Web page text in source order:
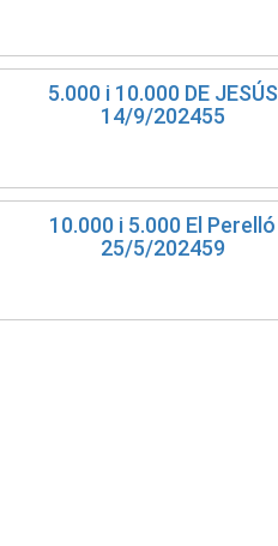
5.000 i 10.000 DE JESÚS
14/9/202455
10.000 i 5.000 El Perelló
25/5/202459